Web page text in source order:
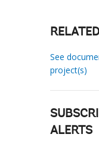
See
project(s)
ALERTS